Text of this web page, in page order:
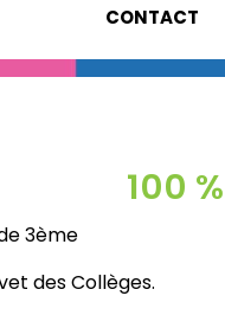
CONTACT
100
3ème
des Collèges.